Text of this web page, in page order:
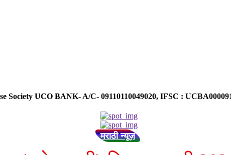
Society UCO BANK- A/C- 09110110049020, IFSC :
मराठी न्यूज़